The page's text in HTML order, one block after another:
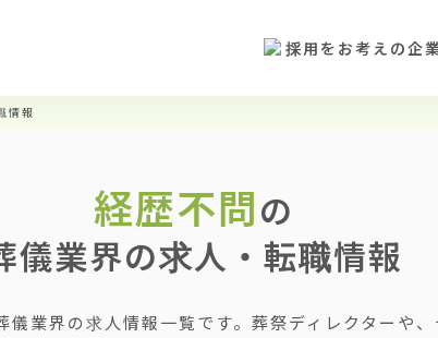
採用をお考えの企
情報
経歴不問の
儀業界の求人・転職情報
業界の求人情報一覧です。葬祭ディレクターや